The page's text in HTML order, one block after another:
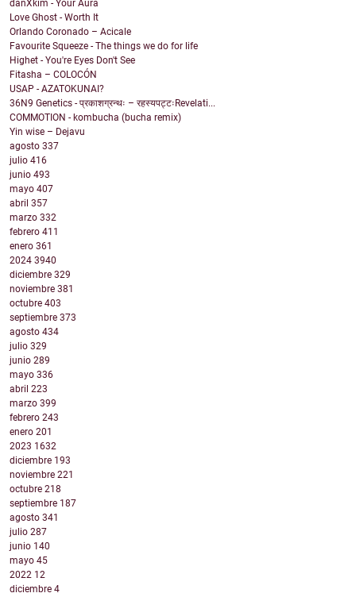
danXkim - Your Aura
Love Ghost - Worth It
Orlando Coronado – Acicale
Favourite Squeeze - The things we do for life
Highet - You're Eyes Don't See
Fitasha – COLOCÓN
USAP - AZATOKUNAI?
36N9 Genetics - प्रकाशग्रन्थः – रहस्यपट्टःRevelati...
COMMOTION - kombucha (bucha remix)
Yin wise – Dejavu
agosto 337
julio 416
junio 493
mayo 407
abril 357
marzo 332
febrero 411
enero 361
2024 3940
diciembre 329
noviembre 381
octubre 403
septiembre 373
agosto 434
julio 329
junio 289
mayo 336
abril 223
marzo 399
febrero 243
enero 201
2023 1632
diciembre 193
noviembre 221
octubre 218
septiembre 187
agosto 341
julio 287
junio 140
mayo 45
2022 12
diciembre 4